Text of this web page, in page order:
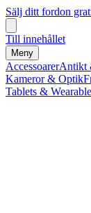
Sälj ditt fordon
Till innehållet
Meny
AccessoarerAntikt
Kameror & Optik
Tablets &